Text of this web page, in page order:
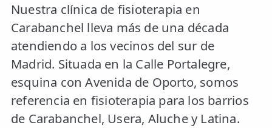
Nuestra clínica de fisioterapia en
Carabanchel lleva más de una década
atendiendo a los vecinos del sur de
Madrid. Situada en la Calle Portalegre,
esquina con Avenida de Oporto, somos
referencia en fisioterapia para los barrios
de Carabanchel, Usera, Aluche y Latina.